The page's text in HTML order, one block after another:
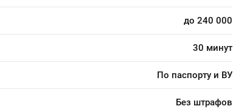
до 240 000
30 минут
По паспорту и ВУ
Без штрафов